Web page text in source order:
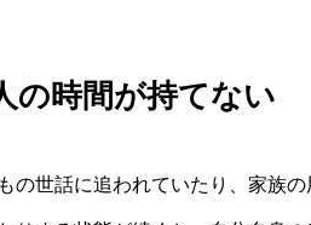
の時間が持てない
の世話に追われていたり、家族